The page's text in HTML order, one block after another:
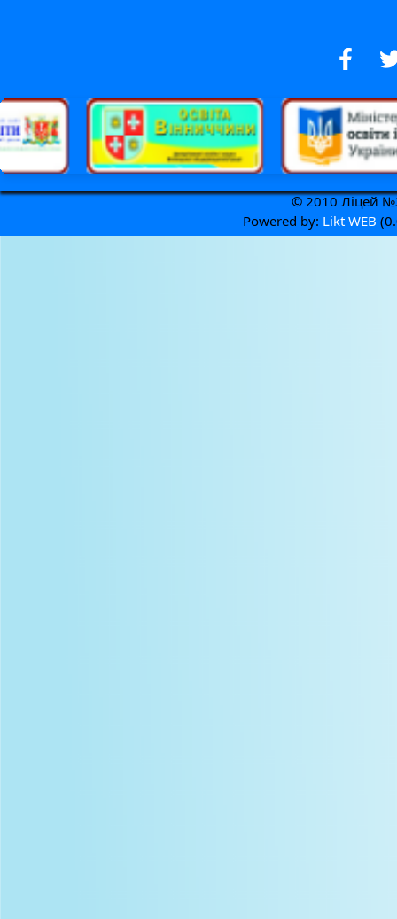
© 2010 Ліцей
Powered by: Likt WEB